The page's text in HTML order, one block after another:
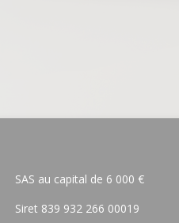
SAS au capital de 6 000 €
Siret 839 932 266 00019